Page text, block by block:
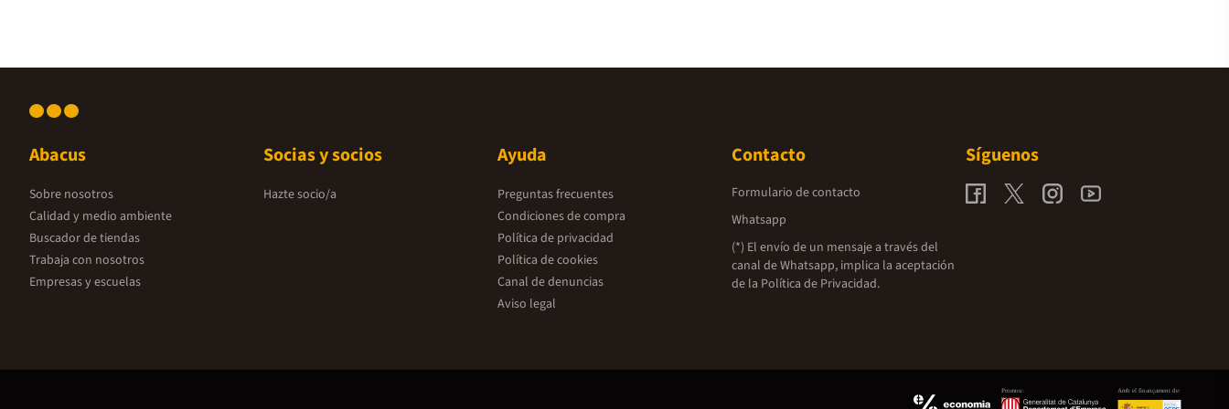
Abacus
Sobre nosotros
Calidad y medio ambiente
Buscador de tiendas
Trabaja con nosotros
Empresas y escuelas
Socias y socios
Hazte socio/a
Ayuda
Preguntas frecuentes
Condiciones de compra
Política de privacidad
Política de cookies
Canal de denuncias
Aviso legal
Contacto
Formulario de contacto
Whatsapp
(*) El envío de un mensaje a través del
canal de Whatsapp, implica la aceptación
de la Política de Privacidad.
Síguenos
Promou: Amb el finançament de: